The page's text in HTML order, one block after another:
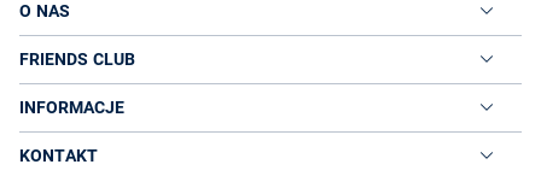
O NAS
FRIENDS CLUB
INFORMACJE
KONTAKT